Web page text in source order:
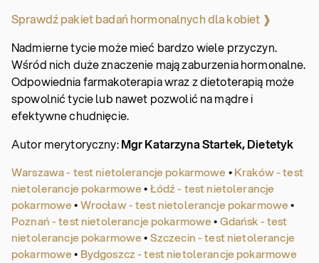
Sprawdź pakiet badań hormonalnych dla kobiet ❱
Nadmierne tycie może mieć bardzo wiele przyczyn.
Wśród nich duże znaczenie mają zaburzenia hormonalne.
Odpowiednia farmakoterapia wraz z dietoterapią może
spowolnić tycie lub nawet pozwolić na mądre i
efektywne chudnięcie.
Autor merytoryczny:Mgr Katarzyna Startek, Dietetyk
Warszawa - test nietolerancje pokarmowe •Kraków - test
nietolerancje pokarmowe•Łódź - test nietolerancje
pokarmowe•Wrocław - test nietolerancje pokarmowe•
Poznań - test nietolerancje pokarmowe•Gdańsk - test
nietolerancje pokarmowe•Szczecin - test nietolerancje
pokarmowe• Bydgoszcz - test nietolerancje pokarmowe